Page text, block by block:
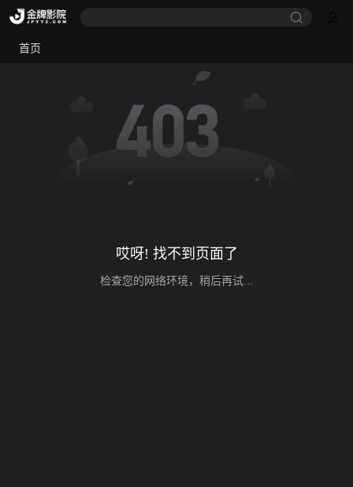
首页
哎呀! 找不到页面了
检查您的网络环境，稍后再试...